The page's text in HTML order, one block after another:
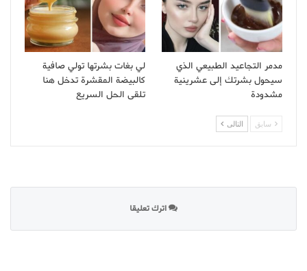
مدمر التجاعيد الطبيعي الذي
سيحول بشرتك إلى عشرينية
مشدودة
لي بغات بشرتها تولي صافية
كالبيضة المقشرة تدخل هنا
تلقى الحل السريع
سابق التالى
اترك تعليقا